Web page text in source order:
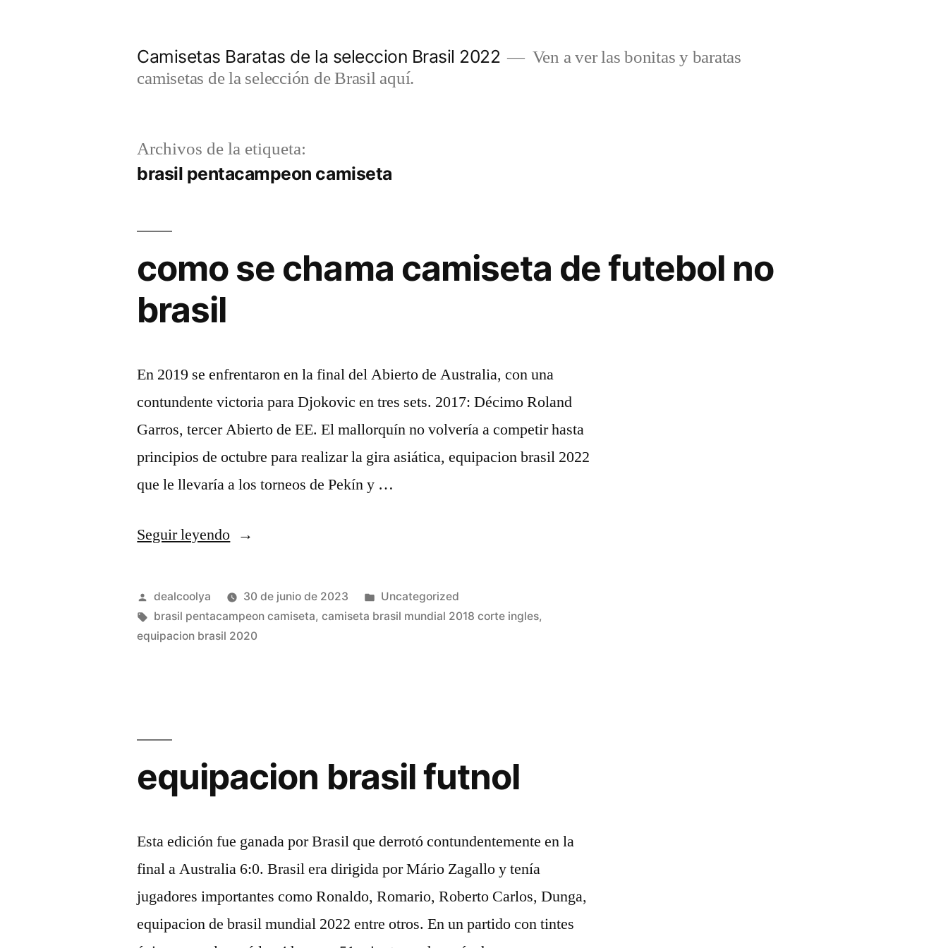
Camisetas Baratas de la seleccion Brasil 2022
Ven a ver las bonitas y baratas
camisetas de la selección de Brasil aquí.
Archivos de la etiqueta:
brasil pentacampeon camiseta
como se chama camiseta de futebol no
brasil
En 2019 se enfrentaron en la final del Abierto de Australia, con una
contundente victoria para Djokovic en tres sets. 2017: Décimo Roland
Garros, tercer Abierto de EE. El mallorquín no volvería a competir hasta
principios de octubre para realizar la gira asiática, equipacion brasil 2022
que le llevaría a los torneos de Pekín y …
Seguir leyendo«como
chama
camiseta
de
Publicado
por
dealcoolya 30 de junio de 2023
Publicado
en
Uncategorized
Etiquetas:
brasil pentacampeon camiseta,camiseta brasil mundial 2018 corte ingles,
equipacion brasil 2020
equipacion brasil futnol
Esta edición fue ganada por Brasil que derrotó contundentemente en la
final a Australia 6:0. Brasil era dirigida por Mário Zagallo y tenía
jugadores importantes como Ronaldo, Romario, Roberto Carlos, Dunga,
equipacion de brasil mundial 2022 entre otros. En un partido con tintes